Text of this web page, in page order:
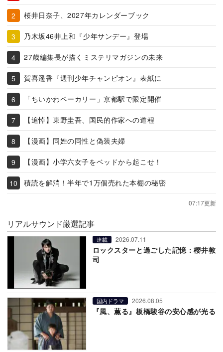
桜井日奈子、2027年カレンダーブック
乃木坂46井上和『少年サンデー』登場
27歳編集長が描くミステリマガジンの未来
賀喜遥香『週刊少年チャンピオン』表紙に
「ちいかわベーカリー」京都駅で限定開催
【追悼】東野圭吾、国民的作家への道程
【漫画】同姓の同性と偽装夫婦
【漫画】小学六女子をベッドから起こせ！
積読を解消！半年で1万個売れた本棚の秘密
07:17更新
リアルサウンド厳選記事
連載 2026.07.11
ロックスターと過ごした記憶：櫻井敦
司
国内ドラマ 2026.08.05
『風、薫る』板橋駿谷の安心感が光る